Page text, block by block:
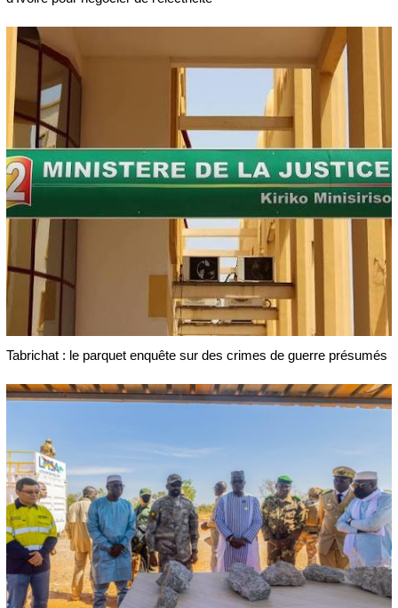
Tabrichat : le parquet enquête sur des crimes de guerre présumés